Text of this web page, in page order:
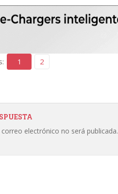
1 2
electrónico no será publicada.